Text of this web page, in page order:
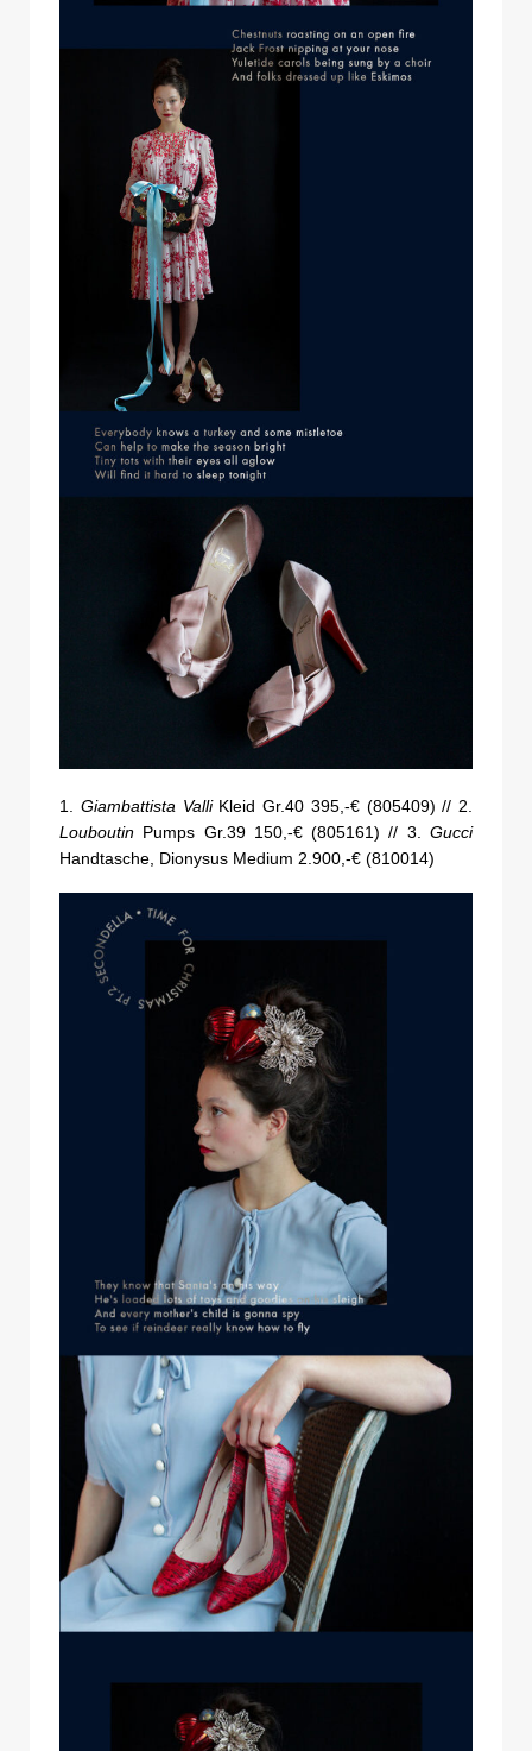
1. Giambattista ValliKleid Gr.40 395,-€ (805409) // 2.
Louboutin Pumps Gr.39 150,-€ (805161) // 3. Gucci
Handtasche, Dionysus Medium 2.900,-€ (810014)